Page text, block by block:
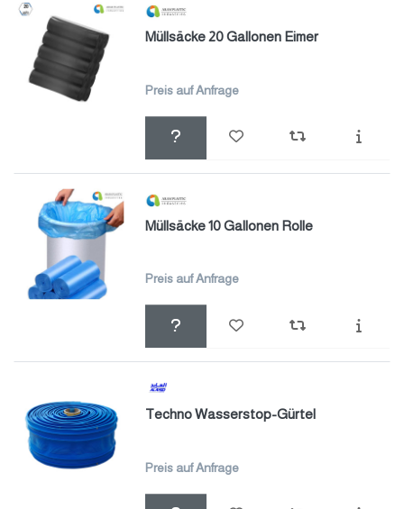
Müllsäcke 20 Gallonen Eimer
Preis auf Anfrage
Müllsäcke 10 Gallonen Rolle
Preis auf Anfrage
Techno Wasserstop-Gürtel
Preis auf Anfrage